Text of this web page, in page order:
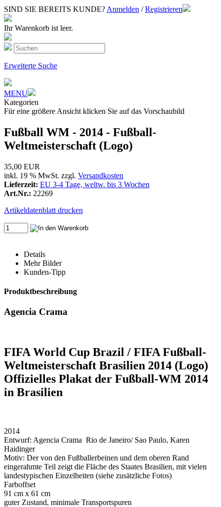
SIND SIE BEREITS KUNDE? Anmelden / Registrieren
Ihr Warenkorb ist leer.
Erweiterte Suche
MENU
Kategorien
Für eine größere Ansicht klicken Sie auf das Vorschaubild
Fußball WM - 2014 - Fußball-
Weltmeisterschaft (Logo)
35,00 EUR
inkl. 19 % MwSt. zzgl. Versandkosten
Lieferzeit: EU 3-4 Tage, weltw. bis 3 Wochen
Art.Nr.: 22269
Artikeldatenblatt drucken
Details
Mehr Bilder
Kunden-Tipp
Produktbeschreibung
Agencia Crama
FIFA World Cup Brazil / FIFA Fußball-
Weltmeisterschaft Brasilien 2014 (Logo)
Offizielles Plakat der Fußball-WM 2014
in Brasilien
2014
Entwurf: Agencia Crama Rio de Janeiro/ Sao Paulo, Karen
Haidinger
Motiv: Der von den Fußballerbeinen und dem oberen Rand
eingerahmte Teil zeigt die Fläche des Staates Brasilien, mit vielen
landestypischen Einzelheiten (siehe zusätzliche Fotos)
Farboffset
91 cm x 61 cm
guter Zustand, minimale Transportspuren